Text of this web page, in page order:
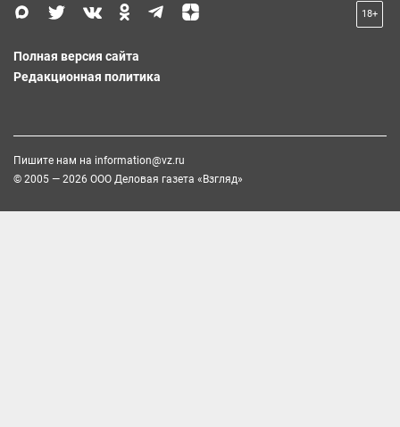
18+
Полная версия сайта
Редакционная политика
Пишите нам на information@vz.ru
© 2005 — 2026 ООО Деловая газета «Взгляд»